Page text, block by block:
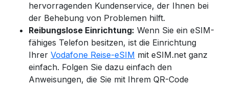
hervorragenden Kundenservice, der Ihnen bei
der Behebung von Problemen hilft.
Reibungslose Einrichtung: Wenn Sie ein eSIM-
fähiges Telefon besitzen, ist die Einrichtung
Ihrer Vodafone Reise-eSIM mit eSIM.net ganz
einfach. Folgen Sie dazu einfach den
Anweisungen, die Sie mit Ihrem QR-Code